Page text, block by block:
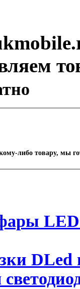
либо товару, мы
DLed